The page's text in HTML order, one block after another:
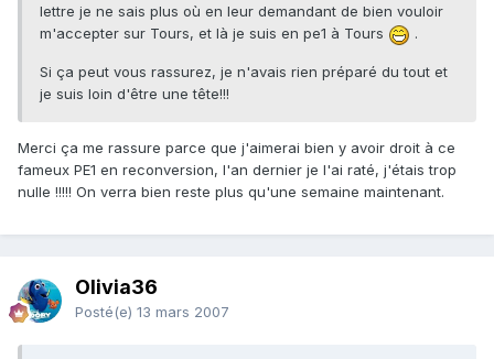
lettre je ne sais plus où en leur demandant de bien vouloir
m'accepter sur Tours, et là je suis en pe1 à Tours
.
Si ça peut vous rassurez, je n'avais rien préparé du tout et
je suis loin d'être une tête!!!
Merci ça me rassure parce que j'aimerai bien y avoir droit à ce
fameux PE1 en reconversion, l'an dernier je l'ai raté, j'étais trop
nulle !!!!! On verra bien reste plus qu'une semaine maintenant.
Olivia36
Posté(e) 13 mars 2007